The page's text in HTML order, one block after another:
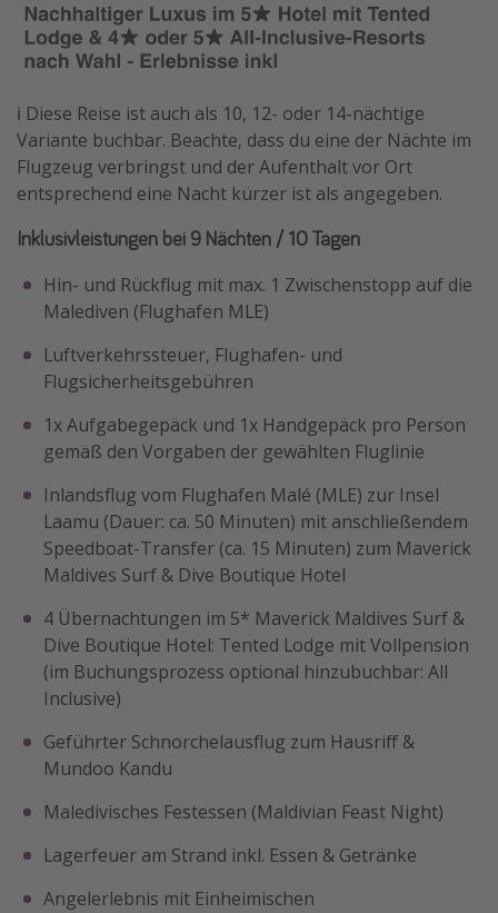
ℹ️ Diese Reise ist auch als 10, 12- oder 14-nächtige
Variante buchbar. Beachte, dass du eine der Nächte im
Flugzeug verbringst und der Aufenthalt vor Ort
entsprechend eine Nacht kürzer ist als angegeben.
Inklusivleistungen bei 9 Nächten / 10 Tagen
Hin- und Rückflug mit max. 1 Zwischenstopp auf die
Malediven (Flughafen MLE)
Luftverkehrssteuer, Flughafen- und
Flugsicherheitsgebühren
1x Aufgabegepäck und 1x Handgepäck pro Person
gemäß den Vorgaben der gewählten Fluglinie
Inlandsflug vom Flughafen Malé (MLE) zur Insel
Laamu (Dauer: ca. 50 Minuten) mit anschließendem
Speedboat-Transfer (ca. 15 Minuten) zum Maverick
Maldives Surf & Dive Boutique Hotel
4 Übernachtungen im 5* Maverick Maldives Surf &
Dive Boutique Hotel: Tented Lodge mit Vollpension
(im Buchungsprozess optional hinzubuchbar: All
Inclusive)
Geführter Schnorchelausflug zum Hausriff &
Mundoo Kandu
Maledivisches Festessen (Maldivian Feast Night)
Lagerfeuer am Strand inkl. Essen & Getränke
Angelerlebnis mit Einheimischen